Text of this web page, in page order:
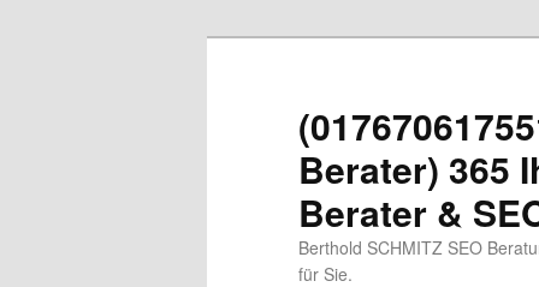
Berater) 365
Berater &
Berthold SCHMITZ SEO
für Sie.